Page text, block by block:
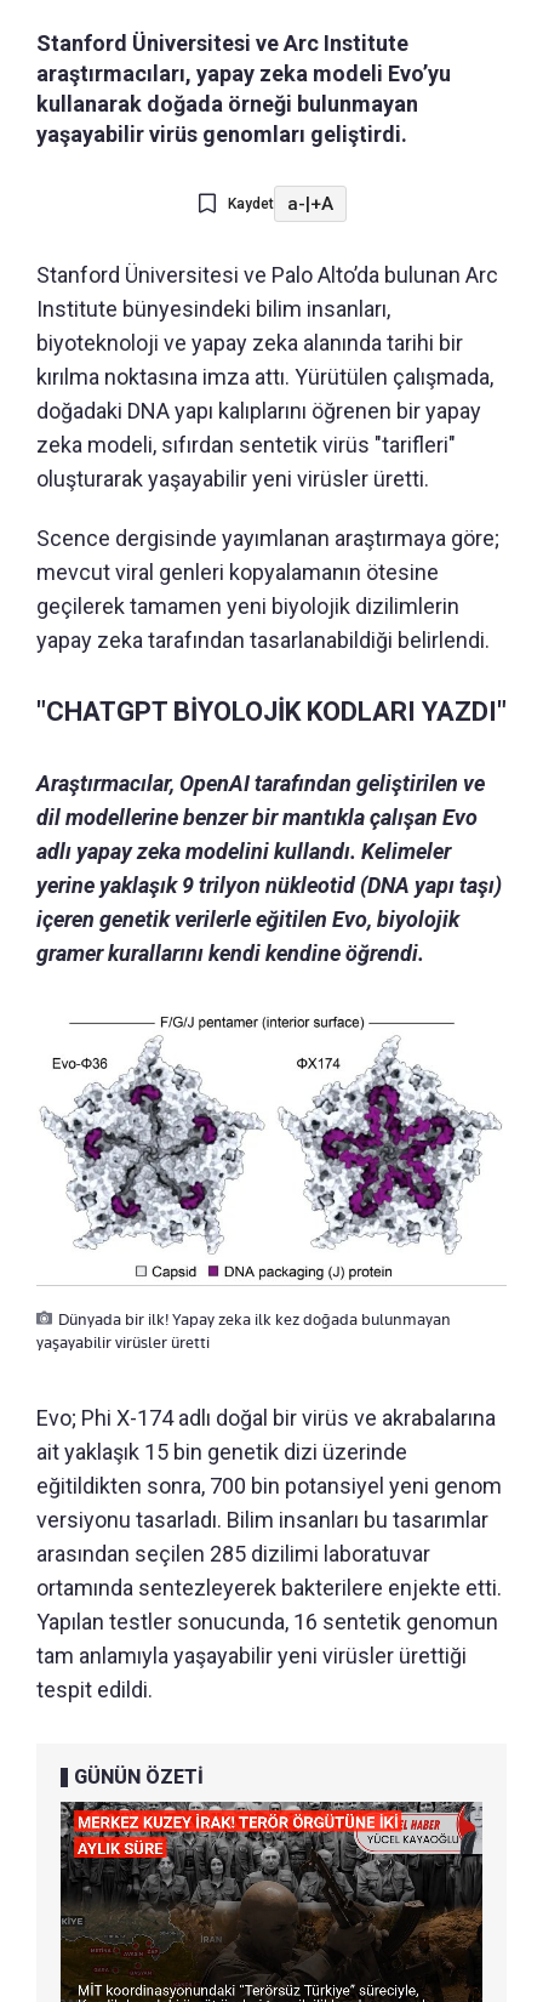
Stanford Üniversitesi ve Arc Institute
araştırmacıları, yapay zeka modeli Evo’yu
kullanarak doğada örneği bulunmayan
yaşayabilir virüs genomları geliştirdi.
Kaydet a-|+A
Stanford Üniversitesi ve Palo Alto’da bulunan Arc
Institute bünyesindeki bilim insanları,
biyoteknoloji ve yapay zeka alanında tarihi bir
kırılma noktasına imza attı. Yürütülen çalışmada,
doğadaki DNA yapı kalıplarını öğrenen bir yapay
zeka modeli, sıfırdan sentetik virüs "tarifleri"
oluşturarak yaşayabilir yeni virüsler üretti.
Scence dergisinde yayımlanan araştırmaya göre;
mevcut viral genleri kopyalamanın ötesine
geçilerek tamamen yeni biyolojik dizilimlerin
yapay zeka tarafından tasarlanabildiği belirlendi.
"CHATGPT BİYOLOJİK KODLARI YAZDI"
Araştırmacılar, OpenAI tarafından geliştirilen ve
dil modellerine benzer bir mantıkla çalışan Evo
adlı yapay zeka modelini kullandı. Kelimeler
yerine yaklaşık 9 trilyon nükleotid (DNA yapı taşı)
içeren genetik verilerle eğitilen Evo, biyolojik
gramer kurallarını kendi kendine öğrendi.
Dünyada bir ilk! Yapay zeka ilk kez doğada bulunmayan
yaşayabilir virüsler üretti
Evo; Phi X-174 adlı doğal bir virüs ve akrabalarına
ait yaklaşık 15 bin genetik dizi üzerinde
eğitildikten sonra, 700 bin potansiyel yeni genom
versiyonu tasarladı. Bilim insanları bu tasarımlar
arasından seçilen 285 dizilimi laboratuvar
ortamında sentezleyerek bakterilere enjekte etti.
Yapılan testler sonucunda, 16 sentetik genomun
tam anlamıyla yaşayabilir yeni virüsler ürettiği
tespit edildi.
GÜNÜN ÖZETİ